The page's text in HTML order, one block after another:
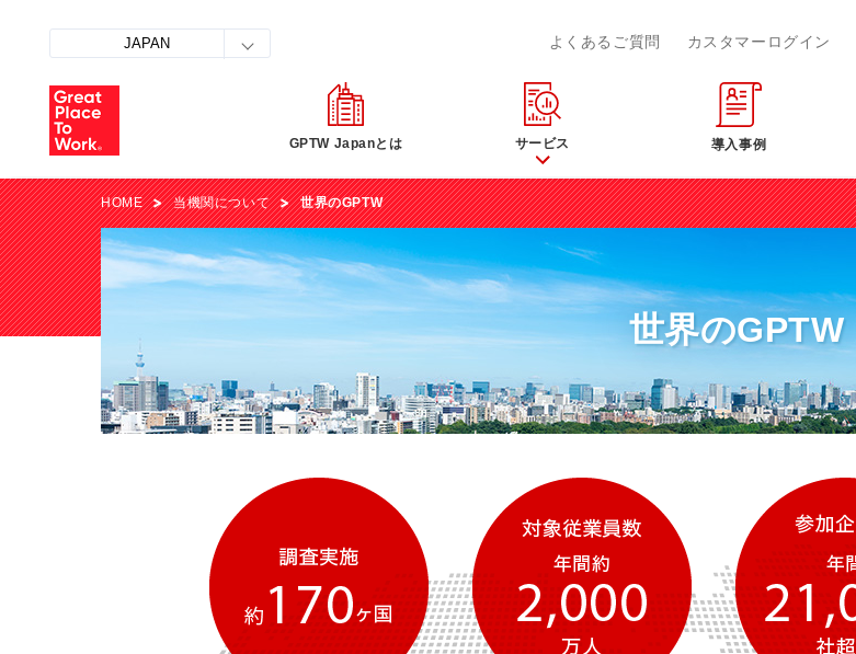
GPTW Japanとは サービス 導入事例
よくあるご質問 カスタマーログイン
JAPAN
HOME 当機関について 世界のGPTW
世界のGPTW